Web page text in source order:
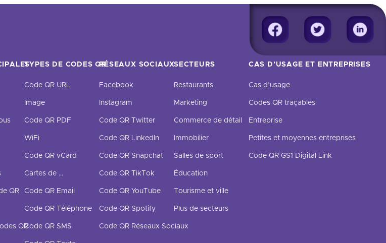
QR
QR
TYPES DE CODES QR
Code QR URL
Image
Code QR PDF
WiFi
Code QR vCard
Cartes de visite numériques
Code QR Email
Code QR Téléphone
Code QR SMS
RÉSEAUX SOCIAUX
Facebook
Instagram
Code QR Twitter
Code QR LinkedIn
Code QR Snapchat
Code QR TikTok
Code QR YouTube
Code QR Spotify
Code QR Réseaux Sociaux
SECTEURS
Restaurants
Marketing
Commerce de détail
Immobilier
Salles de sport
Éducation
Tourisme et ville
Plus de secteurs
CAS D’USAGE ET ENTREPRISES
Cas d’usage
Codes QR traçables
Entreprise
Petites et moyennes entreprises
Code QR GS1 Digital Link